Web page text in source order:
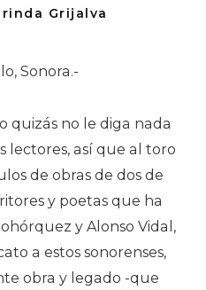
Ángel
Grijalva
Sonora.-
quizás no le diga nada
lectores, así que al toro
de obras de dos de
y poetas que ha
y Alonso Vidal,
a estos sonorenses,
obra y legado -que